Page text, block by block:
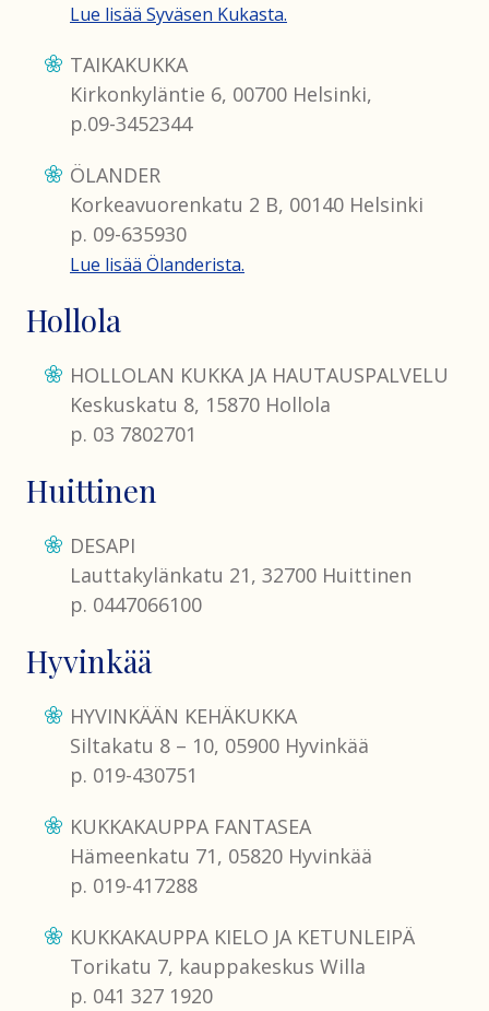
Lue lisää Syväsen Kukasta.
TAIKAKUKKA
Kirkonkyläntie 6, 00700 Helsinki,
p.09-3452344
ÖLANDER
Korkeavuorenkatu 2 B, 00140 Helsinki
p. 09-635930
Lue lisää Ölanderista.
Hollola
HOLLOLAN KUKKA JA HAUTAUSPALVELU
Keskuskatu 8, 15870 Hollola
p. 03 7802701
Huittinen
DESAPI
Lauttakylänkatu 21, 32700 Huittinen
p. 0447066100
Hyvinkää
HYVINKÄÄN KEHÄKUKKA
Siltakatu 8 – 10, 05900 Hyvinkää
p. 019-430751
KUKKAKAUPPA FANTASEA
Hämeenkatu 71, 05820 Hyvinkää
p. 019-417288
KUKKAKAUPPA KIELO JA KETUNLEIPÄ
Torikatu 7, kauppakeskus Willa
p. 041 327 1920